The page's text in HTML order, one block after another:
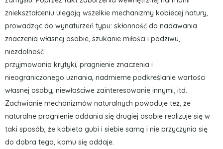
zniekształceniu ulegają wszelkie mechanizmy kobiecej natury,
prowadząc do wynaturzeń typu: skłonność do nadawania
znaczenia własnej osobie, szukanie miłości i podziwu,
niezdolność
przyjmowania krytyki, pragnienie znaczenia i
nieograniczonego uznania, nadmierne podkreślanie wartości
własnej osoby, niewłaściwe zainteresowanie innymi, itd.
Zachwianie mechanizmów naturalnych powoduje też, że
naturalne pragnienie oddania się drugiej osobie realizuje się w
taki sposób, że kobieta gubi i siebie samą i nie przyczynia się
do dobra tego, komu się oddaje.